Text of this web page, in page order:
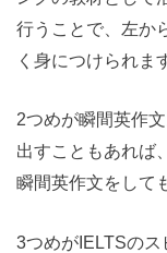
行うことで、左か
く身につけられま
2つめが瞬間英作
出すこともあれば
瞬間英作文をして
3つめがIELTSの